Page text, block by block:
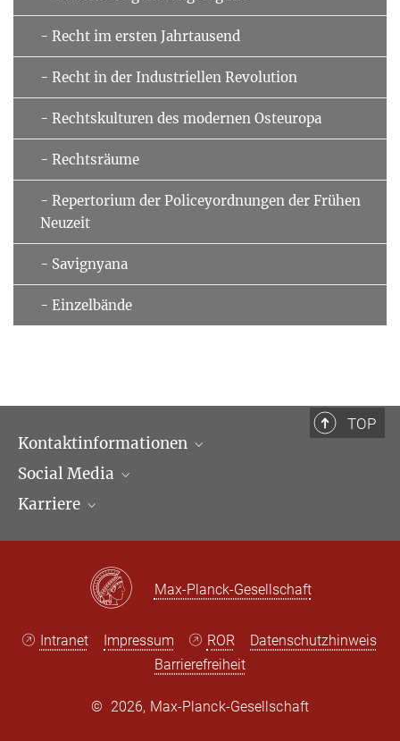
- Recht im ersten Jahrtausend
- Recht in der Industriellen Revolution
- Rechtskulturen des modernen Osteuropa
- Rechtsräume
- Repertorium der Policeyordnungen der Frühen
Neuzeit
- Savignyana
- Einzelbände
TOP
Kontaktinformationen
Öffnungszeiten & Anfahrt
Ansprechpartner*innen
Social Media
LinkedIn
Karriere
Max Planck Law
Max-Planck-Gesellschaft
Intranet Impressum ROR
Datenschutzhinweis
Barrierefreiheit
© 2026, Max-Planck-Gesellschaft